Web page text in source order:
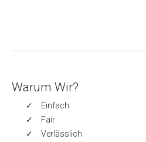
Warum Wir?
Einfach
Fair
Verlässlich